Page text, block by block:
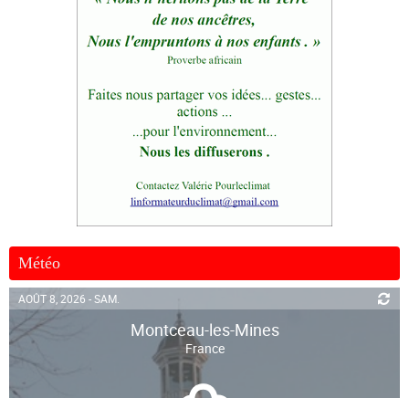
Météo
AOÛT 8, 2026 - SAM.
Montceau-les-Mines
France